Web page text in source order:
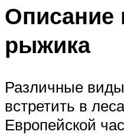
Описание
рыжика
Различные
встретить в
Европейской